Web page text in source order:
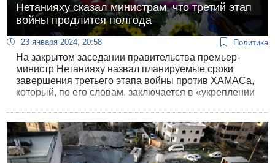
Нетанияху сказал министрам, что третий этап
войны продлится полгода
23 января 2024, 20:58 Политика
На закрытом заседании правительства премьер-
министр Нетанияху назвал планируемые сроки
завершения третьего этапа войны против ХАМАСа,
который, по его словам, заключается в «укреплении
«полосы безопасности» вдоль границ Газы.